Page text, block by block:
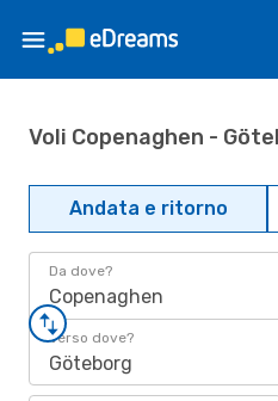
Voli Copenaghen -
Andata e ritorno
Da dove?
Copenaghen
Verso dove?
Göteborg